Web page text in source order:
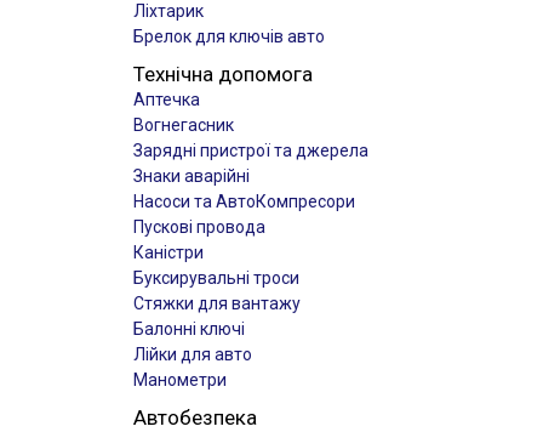
Ліхтарик
Брелок для ключів авто
Технічна допомога
Аптечка
Вогнегасник
Зарядні пристрої та джерела
Знаки аварійні
Насоси та АвтоКомпресори
Пускові провода
Каністри
Буксирувальні троси
Стяжки для вантажу
Балонні ключі
Лійки для авто
Манометри
Автобезпека